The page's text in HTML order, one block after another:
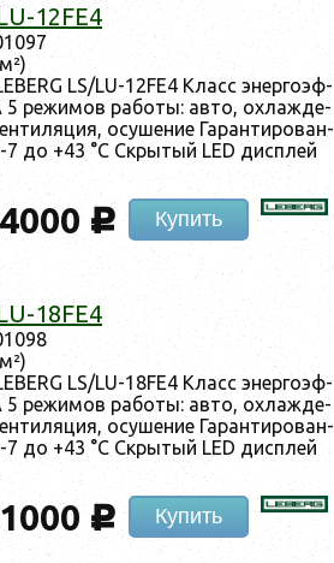
12FE4
LS/LU-12FE4 Класс энер­го­эф­
5 ре­жимов ра­боты: ав­то, ох­лажде­
осу­шение Га­ран­ти­рован­
до +43 °C Скры­тый LED дис­плей
c Купить
18FE4
LS/LU-18FE4 Класс энер­го­эф­
5 ре­жимов ра­боты: ав­то, ох­лажде­
осу­шение Га­ран­ти­рован­
до +43 °C Скры­тый LED дис­плей
c Купить